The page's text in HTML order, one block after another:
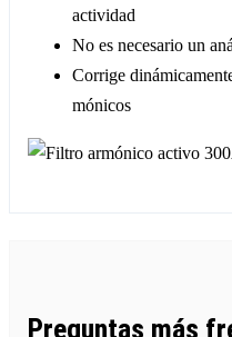
actividad
No es necesario un
Corrige
mónicos
Preguntas más